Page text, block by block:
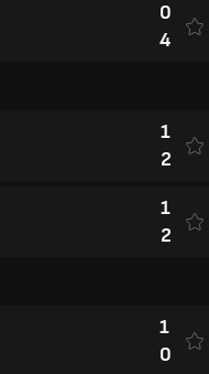
0
4
1
2
1
2
1
0